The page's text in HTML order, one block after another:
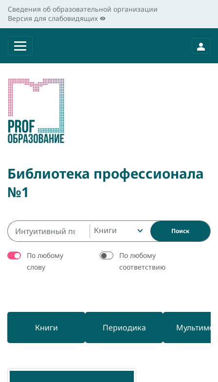
Сведения об образовательной организации
Версия для слабовидящих
Библиотека профессионала
№1
Книги Поиск
По любому
слову
По любому
соответствию
Книги Периодика